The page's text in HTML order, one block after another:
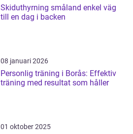
Skiduthyrning småland enkel väg
till en dag i backen
08 januari 2026
Personlig träning i Borås: Effektiv
träning med resultat som håller
01 oktober 2025